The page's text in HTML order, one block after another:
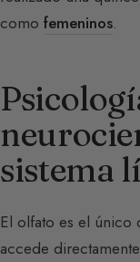
como femeninos.
sistema
El olfato es el único
accede